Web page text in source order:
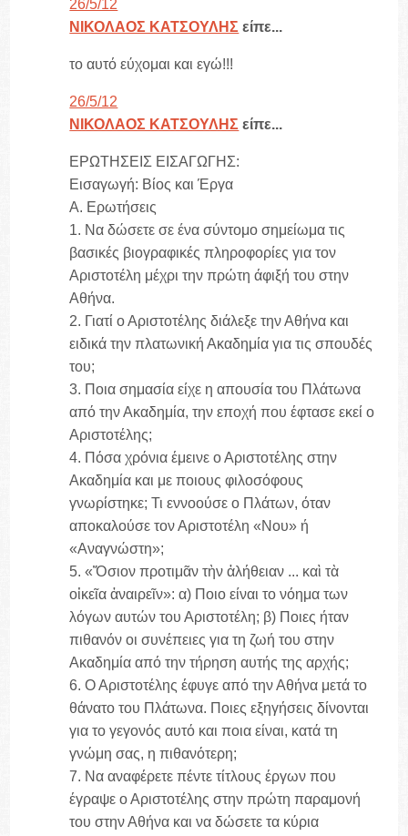
26/5/12
ΝΙΚΟΛΑΟΣ ΚΑΤΣΟΥΛΗΣ είπε...
το αυτό εύχομαι και εγώ!!!
26/5/12
ΝΙΚΟΛΑΟΣ ΚΑΤΣΟΥΛΗΣ είπε...
ΕΡΩΤΗΣΕΙΣ ΕΙΣΑΓΩΓΗΣ:
Εισαγωγή: Βίος και Έργα
Α. Ερωτήσεις
1. Να δώσετε σε ένα σύντομο σημείωμα τις
βασικές βιογραφικές πληροφορίες για τον
Αριστοτέλη μέχρι την πρώτη άφιξή του στην
Αθήνα.
2. Γιατί ο Αριστοτέλης διάλεξε την Αθήνα και
ειδικά την πλατωνική Ακαδημία για τις σπουδές
του;
3. Ποια σημασία είχε η απουσία του Πλάτωνα
από την Ακαδημία, την εποχή που έφτασε εκεί ο
Αριστοτέλης;
4. Πόσα χρόνια έμεινε ο Αριστοτέλης στην
Ακαδημία και με ποιους φιλοσόφους
γνωρίστηκε; Τι εννοούσε ο Πλάτων, όταν
αποκαλούσε τον Αριστοτέλη «Νου» ή
«Αναγνώστη»;
5. «Ὅσιον προτιμᾶν τὴν ἀλήθειαν ... καὶ τὰ
οἰκεῖα ἀναιρεῖν»: α) Ποιο είναι το νόημα των
λόγων αυτών του Αριστοτέλη; β) Ποιες ήταν
πιθανόν οι συνέπειες για τη ζωή του στην
Ακαδημία από την τήρηση αυτής της αρχής;
6. Ο Αριστοτέλης έφυγε από την Αθήνα μετά το
θάνατο του Πλάτωνα. Ποιες εξηγήσεις δίνονται
για το γεγονός αυτό και ποια είναι, κατά τη
γνώμη σας, η πιθανότερη;
7. Να αναφέρετε πέντε τίτλους έργων που
έγραψε ο Αριστοτέλης στην πρώτη παραμονή
του στην Αθήνα και να δώσετε τα κύρια